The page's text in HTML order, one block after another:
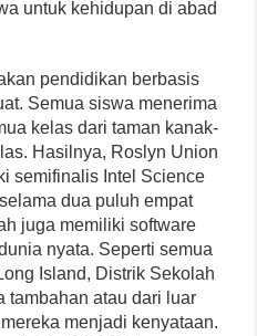
untuk kehidupan di abad
pendidikan berbasis
Semua siswa menerima
kelas dari taman kanak-
Hasilnya, Roslyn Union
semifinalis Intel Science
dua puluh empat
juga memiliki software
nyata. Seperti semua
Island, Distrik Sekolah
tambahan atau dari luar
menjadi kenyataan.